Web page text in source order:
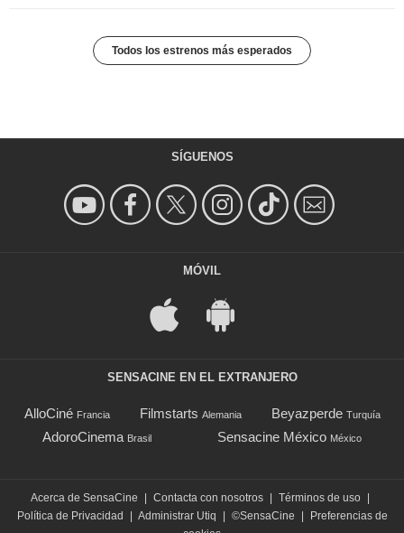
Todos los estrenos más esperados
SÍGUENOS
MÓVIL
SENSACINE EN EL EXTRANJERO
AlloCiné Francia Filmstarts Alemania Beyazperde Turquía
AdoroCinema Brasil Sensacine México México
Acerca de SensaCine | Contacta con nosotros | Términos de uso |
Política de Privacidad
| Administrar Utiq | ©SensaCine |
Preferencias de